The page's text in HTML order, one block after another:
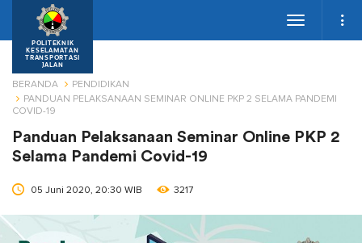
POLITEKNIK
KESELAMATAN
TRANSPORTASI
JALAN
Toggle
BERANDA
PENDIDIKAN
PANDUAN PELAKSANAAN SEMINAR ONLINE PKP 2 SELAMA PANDEMI
COVID-19
Panduan Pelaksanaan Seminar Online PKP 2
Selama Pandemi Covid-19
05 Juni 2020, 20:30 WIB 3217